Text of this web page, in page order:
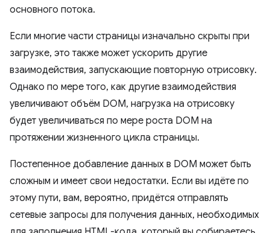
основного потока.
Если многие части страницы изначально скрыты при
загрузке, это также может ускорить другие
взаимодействия, запускающие повторную отрисовку.
Однако по мере того, как другие взаимодействия
увеличивают объём DOM, нагрузка на отрисовку
будет увеличиваться по мере роста DOM на
протяжении жизненного цикла страницы.
Постепенное добавление данных в DOM может быть
сложным и имеет свои недостатки. Если вы идёте по
этому пути, вам, вероятно, придётся отправлять
сетевые запросы для получения данных, необходимых